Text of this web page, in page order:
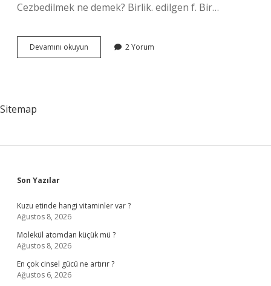
Cezbedilmek ne demek? Birlik. edilgen f. Bir…
Devamını okuyun
Etmek
2 Yorum
Sitemap
Sidebar
Son Yazılar
Kuzu etinde hangi vitaminler var ?
Ağustos 8, 2026
Molekül atomdan küçük mü ?
Ağustos 8, 2026
En çok cinsel gücü ne artırır ?
Ağustos 6, 2026